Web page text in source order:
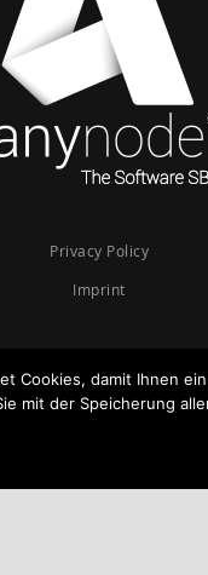
Privacy Policy
Imprint
Cookies, damit Ihnen
mit der Speicherung